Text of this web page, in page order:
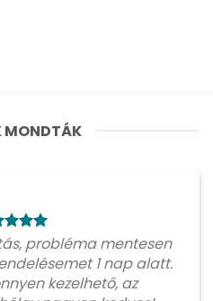
MONDTÁK
probléma mentesen
1 nap alatt.
kezelhető, az